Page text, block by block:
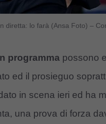
diretta: lo farà (Ansa Foto) –
programma possono
ed il prosieguo
in scena ieri ed ha
una prova di forza